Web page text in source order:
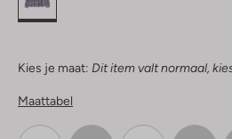
Kies je maat: Dit item valt normaal,
Maattabel